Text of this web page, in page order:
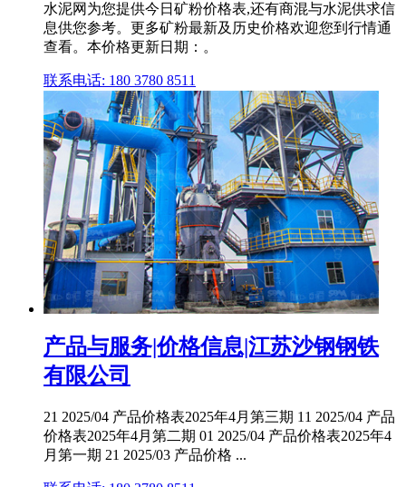
水泥网为您提供今日矿粉价格表,还有商混与水泥供求信
息供您参考。更多矿粉最新及历史价格欢迎您到行情通
查看。本价格更新日期：。
联系电话: 180 3780 8511
产品与服务|价格信息|江苏沙钢钢铁
有限公司
21 2025/04 产品价格表2025年4月第三期 11 2025/04 产品
价格表2025年4月第二期 01 2025/04 产品价格表2025年4
月第一期 21 2025/03 产品价格 ...